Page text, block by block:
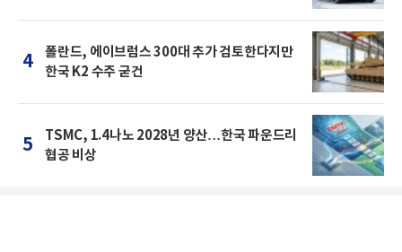
4
폴란드, 에이브럼스 300대 추가 검토한다지만
한국 K2 수주 굳건
5
TSMC, 1.4나노 2028년 양산…한국 파운드리
협공 비상